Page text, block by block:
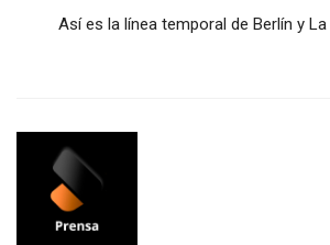
Así es la línea temporal de Berlín y